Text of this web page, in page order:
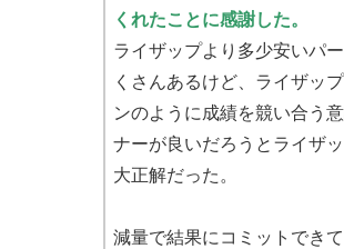
くれたことに感謝した。
ライザップより多少安いパ
くさんあるけど、ライザッ
ンのように成績を競い合う
ナーが良いだろうとライザ
大正解だった。
減量で結果にコミットでき